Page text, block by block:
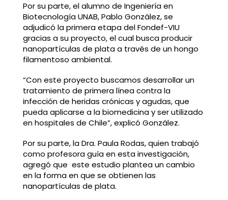
Por su parte, el alumno de Ingeniería en
Biotecnología UNAB, Pablo González, se
adjudicó la primera etapa del Fondef-VIU
gracias a su proyecto, el cual busca producir
nanopartículas de plata a través de un hongo
filamentoso ambiental.
“Con este proyecto buscamos desarrollar un
tratamiento de primera línea contra la
infección de heridas crónicas y agudas, que
pueda aplicarse a la biomedicina y ser utilizado
en hospitales de Chile”, explicó González.
Por su parte, la Dra. Paula Rodas, quien trabajó
como profesora guía en esta investigación,
agregó que este estudio plantea un cambio
en la forma en que se obtienen las
nanopartículas de plata.